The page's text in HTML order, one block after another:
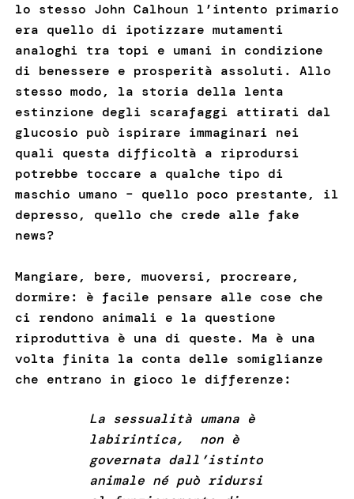
lo stesso John Calhoun l’intento primario
era quello di ipotizzare mutamenti
analoghi tra topi e umani in condizione
di benessere e prosperità assoluti. Allo
stesso modo, la storia della lenta
estinzione degli scarafaggi attirati dal
glucosio può ispirare immaginari nei
quali questa difficoltà a riprodursi
potrebbe toccare a qualche tipo di
maschio umano – quello poco prestante, il
depresso, quello che crede alle fake
news?
Mangiare, bere, muoversi, procreare,
dormire: è facile pensare alle cose che
ci rendono animali e la questione
riproduttiva è una di queste. Ma è una
volta finita la conta delle somiglianze
che entrano in gioco le differenze:
La sessualità umana è
labirintica, non è
governata dall’istinto
animale né può ridursi